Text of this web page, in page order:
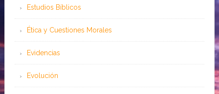
Estudios Bíblicos
Ética y Cuestiones Morales
Evidencias
Evolución